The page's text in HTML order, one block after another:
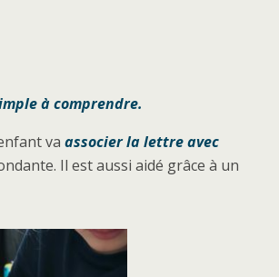
à comprendre.
va associer la lettre avec
Il est aussi aidé grâce à un